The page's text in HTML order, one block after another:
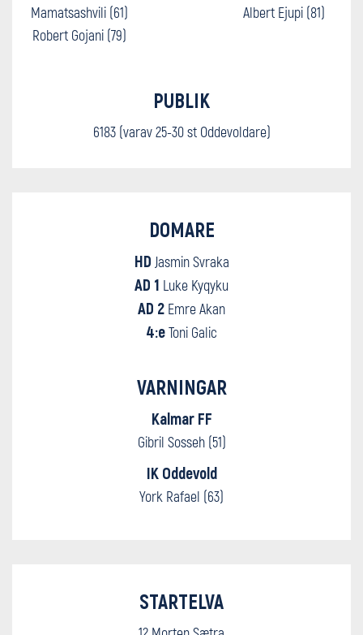
Mamatsashvili (61)
Robert Gojani (79)
Albert Ejupi (81)
PUBLIK
6183 (varav 25-30 st Oddevoldare)
DOMARE
HD Jasmin Svraka
AD 1 Luke Kyqyku
AD 2 Emre Akan
4:eToni Galic
VARNINGAR
Kalmar FF
Gibril Sosseh (51)
IK Oddevold
York Rafael (63)
STARTELVA